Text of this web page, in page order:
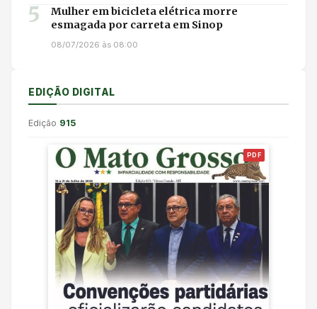
5
Mulher em bicicleta elétrica morre
esmagada por carreta em Sinop
08/07/2026 às 08:00
EDIÇÃO DIGITAL
Edição 915
PDF